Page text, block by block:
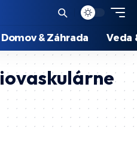
Domov & Záhrada Veda